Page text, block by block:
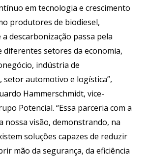
em tecnologia e crescimento
produtores de biodiesel,
descarbonização passa pela
setores da economia,
indústria de
setor automotivo e logística”,
Hammerschmidt, vice-
Potencial. “Essa parceria com a
nossa visão, demonstrando, na
soluções capazes de reduzir
mão da segurança, da eficiência